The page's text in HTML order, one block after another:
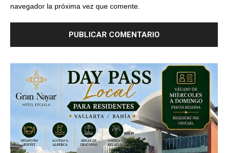
navegador la próxima vez que comente.